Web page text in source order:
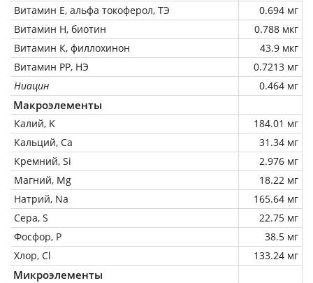
Витамин Е, альфа токоферол, ТЭ
0.694 мг
Витамин Н, биотин
0.788 мкг
Витамин К, филлохинон
43.9 мкг
Витамин РР, НЭ
0.7213 мг
Ниацин
0.464 мг
Макроэлементы
Калий, K
184.01 мг
Кальций, Ca
31.34 мг
Кремний, Si
2.976 мг
Магний, Mg
18.22 мг
Натрий, Na
165.64 мг
Сера, S
22.75 мг
Фосфор, P
38.5 мг
Хлор, Cl
133.24 мг
Микроэлементы